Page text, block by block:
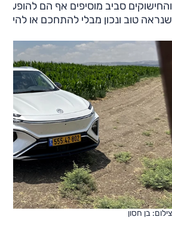
שנראה טוב ונכון מבלי להתחכם או להיות
צילום: בן חסון